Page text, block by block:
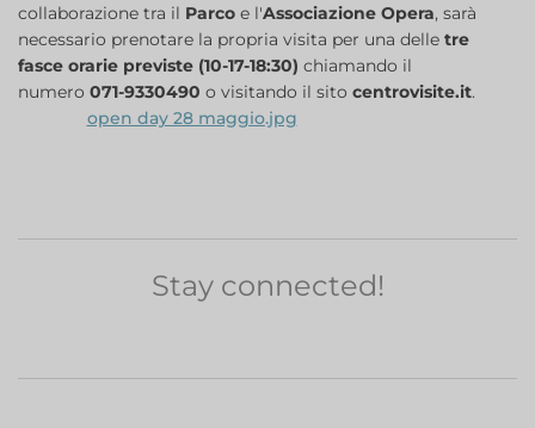
collaborazione tra il Parco e l'Associazione Opera, sarà
necessario prenotare la propria visita per una delle tre
fasce orarie previste (10-17-18:30) chiamando il
numero 071-9330490 o visitando il sito centrovisite.it.
open day 28 maggio.jpg
Stay connected!